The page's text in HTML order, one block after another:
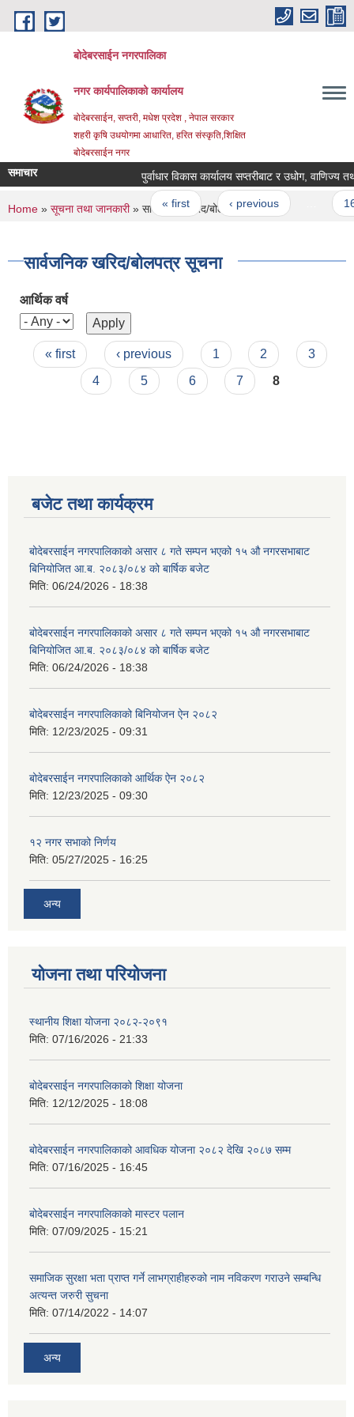
Skip to main content
बोदेबरसाईन नगरपालिका
नगर कार्यपालिकाको कार्यालय
बोदेबरसाईन, सप्तरी, मधेश प्रदेश , नेपाल सरकार
शहरी कृषि उधयोगमा आधारित, हरित संस्कृति,शिक्षित
बोदेबरसाईन नगर
समाचार पुर्वाधार विकास कार्यालय सप्तरीबाट र उधोग, वाणिज्य
Pages
« first ‹ previous
You are here
Home » सूचना तथा जानकारी» सार्वजनिक खरिद/बोलपत्र सूचना
सार्वजनिक खरिद/बोलपत्र सूचना
आर्थिक वर्ष
Pages
« first ‹ previous 1 2
3
4
5 6 7 8
बजेट तथा कार्यक्रम
बोदेबरसाईन नगरपालिकाको असार ८ गते सम्पन भएको १५ ‍‍‍औ नगरसभाबाट
बिनियोजित आ.ब. २०८३/०८४ को बार्षिक बजेट
मिति: 06/24/2026 - 18:38
बोदेबरसाईन नगरपालिकाको असार ८ गते सम्पन भएको १५ ‍‍‍औ नगरसभाबाट
बिनियोजित आ.ब. २०८३/०८४ को बार्षिक बजेट
मिति: 06/24/2026 - 18:38
बोदेबरसाईन नगरपालिकाको बिनियोजन ऐन २०८२
मिति: 12/23/2025 - 09:31
बोदेबरसाईन नगरपालिकाको आर्थिक ऐन २०८२
मिति: 12/23/2025 - 09:30
१२ नगर सभाको निर्णय
मिति: 05/27/2025 - 16:25
अन्य
योजना तथा परियोजना
स्थानीय शिक्षा योजना २०८२-२०९१
मिति: 07/16/2026 - 21:33
बोदेबरसाईन नगरपालिकाको शिक्षा योजना
मिति: 12/12/2025 - 18:08
बोदेबरसाईन नगरपालिकाको आवधिक योजना २०८२ देखि २०८७ सम्म
मिति: 07/16/2025 - 16:45
बोदेबरसाईन नगरपालिकाको मास्टर पलान
मिति: 07/09/2025 - 15:21
समाजिक सुरक्षा भता प्राप्त गर्ने लाभग्राहीहरुको नाम नविकरण गराउने सम्बन्धि
अत्यन्त जरुरी सुचना
मिति: 07/14/2022 - 14:07
अन्य